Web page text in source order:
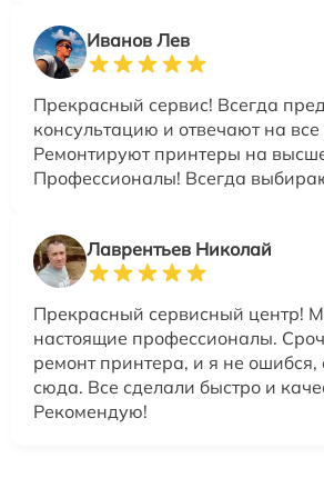
Иванов Лев
Прекрасный сервис! Всегда
консультацию и отвечают на
Ремонтируют принтеры на
Профессионалы! Всегда
Лаврентьев Николай
Прекрасный сервисный центр!
настоящие профессионалы.
ремонт принтера, и я не ошибся,
сюда. Все сделали быстро и
Рекомендую!